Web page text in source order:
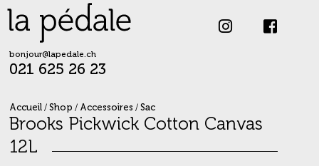
Skip
content
bonjour@lapedale.ch
021 625 26 23
Accueil/ Shop / Accessoires / Sac
Brooks Pickwick Cotton Canvas
12L